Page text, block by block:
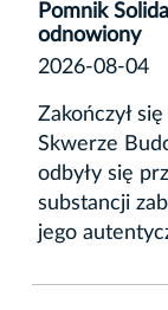
Pomnik
odnowiony
2026-08-04
Zakończył
Skwerze
odbyły się
substancji
jego